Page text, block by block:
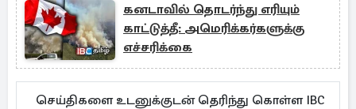
கனடாவில் தொடர்ந்து எரியும்
காட்டுத்தீ: அமெரிக்கர்களுக்கு
எச்சரிக்கை
செய்திகளை உடனுக்குடன் தெரிந்து கொள்ள IBC